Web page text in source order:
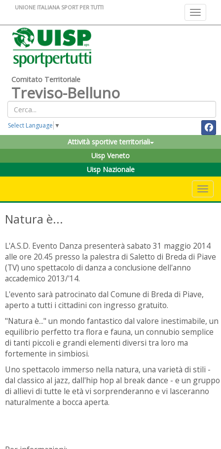
Toggle
UNIONE ITALIANA SPORT PER TUTTI
Comitato Territoriale
Treviso-Belluno
Select Language ▼
Attività sportive territoriali
Uisp Veneto
Uisp Nazionale
Natura è...
L'A.S.D. Evento Danza presenterà sabato 31 maggio 2014
alle ore 20.45 presso la palestra di Saletto di Breda di Piave
(TV) uno spettacolo di danza a conclusione dell'anno
accademico 2013/'14.
L'evento sarà patrocinato dal Comune di Breda di Piave,
aperto a tutti i cittadini con ingresso gratuito.
"Natura è..." un mondo fantastico dal valore inestimabile, un
equilibrio perfetto tra flora e fauna, un connubio semplice
di tanti piccoli e grandi elementi diversi tra loro ma
fortemente in simbiosi.
Uno spettacolo immerso nella natura, una varietà di stili -
dal classico al jazz, dall'hip hop al break dance - e un gruppo
di allievi di tutte le età vi sorprenderanno e vi lasceranno
naturalmente a bocca aperta.